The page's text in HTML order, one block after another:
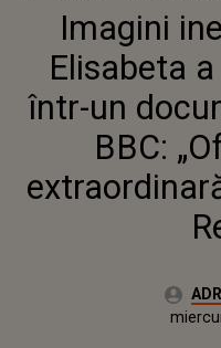
II-A,
LANSAT DE
REGALE”
Imagini
Elisabeta
într-un
BBC:
Autor: